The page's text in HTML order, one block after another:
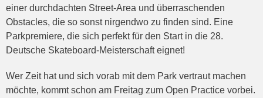
einer durchdachten Street-Area und überraschenden
Obstacles, die so sonst nirgendwo zu finden sind. Eine
Parkpremiere, die sich perfekt für den Start in die 28.
Deutsche Skateboard-Meisterschaft eignet!
Wer Zeit hat und sich vorab mit dem Park vertraut machen
möchte, kommt schon am Freitag zum Open Practice vorbei.